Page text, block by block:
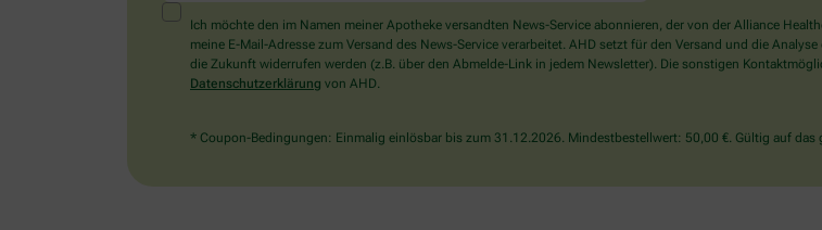
Mensch?
Dann
wählen
Auto.
Ich möchte den im Namen meiner Apotheke versandten News-Service abonnieren, der von der Alliance
meine E-Mail-Adresse zum Versand des News-Service verarbeitet. AHD setzt für den Versand und die
die Zukunft widerrufen werden (z.B. über den Abmelde-Link in jedem Newsletter). Die sonstigen
Datenschutzerklärung von AHD.
* Coupon-Bedingungen: Einmalig einlösbar bis zum 31.12.2026. Mindestbestellwert: 50,00 €. Gültig auf